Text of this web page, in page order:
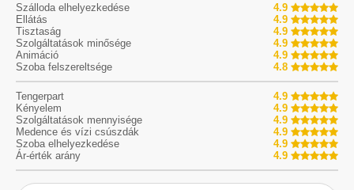
Szálloda elhelyezkedése
4.9
Ellátás
4.9
Tisztaság
4.9
Szolgáltatások minősége
4.9
Animáció
4.9
Szoba felszereltsége
4.8
Tengerpart
4.9
Kényelem
4.9
Szolgáltatások mennyisége
4.9
Medence és vízi csúszdák
4.9
Szoba elhelyezkedése
4.9
Ár-érték arány
4.9